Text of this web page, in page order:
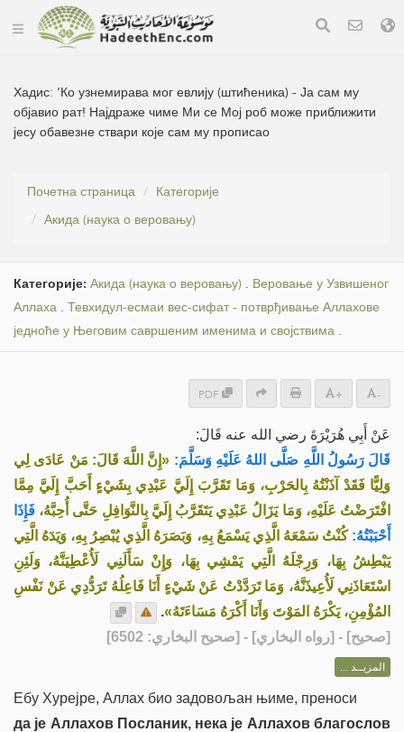
Хадис: ’Ко узнемирава мог евлију (штићеника) - Ја сам му
објавио рат! Најдраже чиме Ми се Мој роб може приближити
јесу обавезне ствари које сам му прописао
Почетна страница
Категорије
Акида (наука о веровању)
Категорије: Акида (наука о веровању) . Веровање у Узвишеног
Аллаха . Тевхидул-есмаи вес-сифат - потврђивање Аллахове
једноће у Његовим савршеним именима и својствима .
PDF + -
عَنْ أَبِي هُرَيْرَةَ رضي الله عنه قَالَ:
قَالَ رَسُولُ اللَّهِ صَلَّى اللهُ عَلَيْهِ وَسَلَّمَ: «إِنَّ اللَّهَ قَالَ: مَنْ عَادَى لِي
وَلِيًّا فَقَدْ آذَنْتُهُ بِالحَرْبِ، وَمَا تَقَرَّبَ إِلَيَّ عَبْدِي بِشَيْءٍ أَحَبَّ إِلَيَّ مِمَّا
افْتَرَضْتُ عَلَيْهِ، وَمَا يَزَالُ عَبْدِي يَتَقَرَّبُ إِلَيَّ بِالنَّوَافِلِ حَتَّى أُحِبَّهُ، فَإِذَا
أَحْبَبْتُهُ: كُنْتُ سَمْعَهُ الَّذِي يَسْمَعُ بِهِ، وَبَصَرَهُ الَّذِي يُبْصِرُ بِهِ، وَيَدَهُ الَّتِي
يَبْطِشُ بِهَا، وَرِجْلَهُ الَّتِي يَمْشِي بِهَا، وَإِنْ سَأَلَنِي لَأُعْطِيَنَّهُ، وَلَئِنِ
اسْتَعَاذَنِي لَأُعِيذَنَّهُ، وَمَا تَرَدَّدْتُ عَنْ شَيْءٍ أَنَا فَاعِلُهُ تَرَدُّدِي عَنْ نَفْسِ
المُؤْمِنِ، يَكْرَهُ المَوْتَ وَأَنَا أَكْرَهُ مَسَاءَتَهُ».
[صحيح] - [رواه البخاري] - [صحيح البخاري: 6502]
المزيــد ...
Ебу Хурејре, Аллах био задовољан њиме, преноси
да је Аллахов Посланик, нека је Аллахов благослов